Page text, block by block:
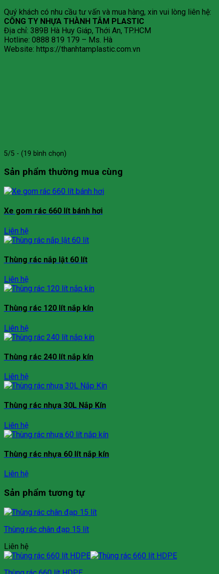
Quý khách có nhu cầu tư vấn và mua hàng, xin vui lòng liên hệ:
CÔNG TY NHỰA THÀNH TÂM PLASTIC
Địa chỉ: 389B Hà Huy Giáp, Thới An, TP.HCM
Hotline: 0888 819 179 – Ms. Hà
Website: https://thanhtamplastic.com.vn
5/5 - (19 bình chọn)
Sản phẩm thường mua cùng
Xe gom rác 660 lít bánh hơi
Liên hệ
Thùng rác nắp lật 60 lít
Liên hệ
Thùng rác 120 lít nắp kín
Liên hệ
Thùng rác 240 lít nắp kín
Liên hệ
Thùng rác nhựa 30L Nắp Kín
Liên hệ
Thùng rác nhựa 60 lít nắp kín
Liên hệ
Sản phẩm tương tự
Thùng rác chân đạp 15 lít
Liên hệ